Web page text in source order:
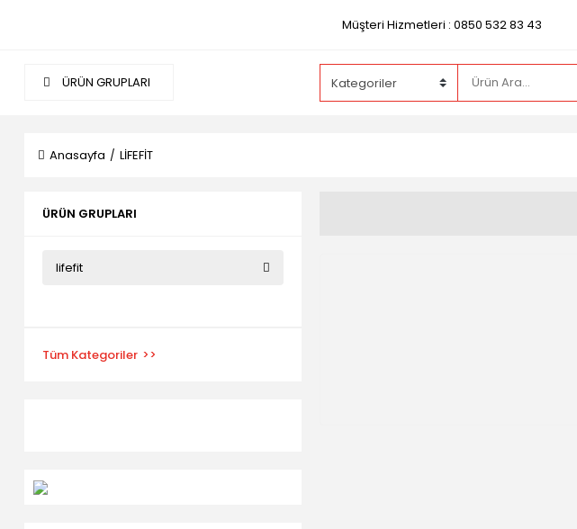
Müşteri Hizmetleri : 0850 532 83 43
ÜRÜN GRUPLARI
Anasayfa LİFEFİT
ÜRÜN GRUPLARI
lifefit
Tüm Kategoriler